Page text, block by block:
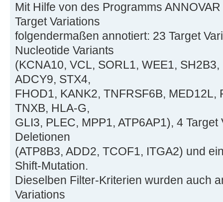
Mit Hilfe von des Programms
Target Variations
folgendermaßen annotiert: 23 Target
Nucleotide Variants
(KCNA10, VCL, SORL1, WEE1,
ADCY9, STX4,
FHOD1, KANK2, TNFRSF6B, MED12L,
TNXB, HLA-G,
GLI3, PLEC, MPP1, ATP6AP1), 4
Deletionen
(ATP8B3, ADD2, TCOF1, ITGA2) und
Shift-Mutation.
Dieselben Filter-Kriterien wurden auch
Variations